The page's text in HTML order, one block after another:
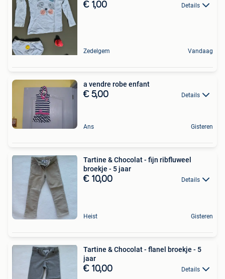
€ 1,00 Details
Zedelgem Vandaag
a vendre robe enfant
€ 5,00 Details
Ans Gisteren
Tartine & Chocolat - fijn ribfluweel
broekje - 5 jaar
€ 10,00 Details
Heist Gisteren
Tartine & Chocolat - flanel broekje - 5
jaar
€ 10,00 Details